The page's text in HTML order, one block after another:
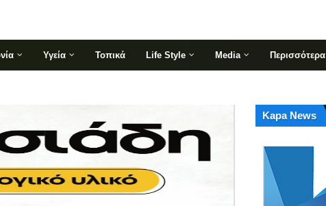
Υγεία Τοπικά Life Style Media Περισσότερα
Kapa News